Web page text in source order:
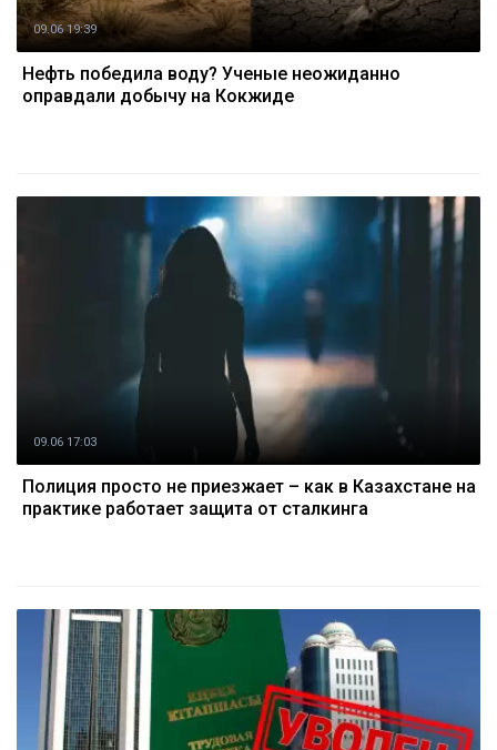
09.06 19:39
Нефть победила воду? Ученые неожиданно
оправдали добычу на Кокжиде
09.06 17:03
Полиция просто не приезжает – как в Казахстане на
практике работает защита от сталкинга